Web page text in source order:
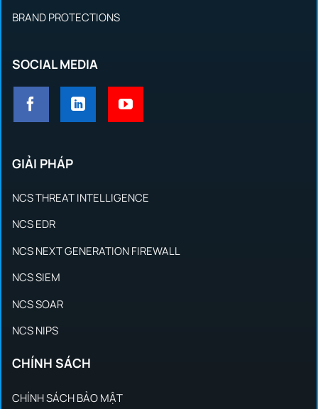
BRAND PROTECTIONS
SOCIAL MEDIA
GIẢI PHÁP
NCS THREAT INTELLIGENCE
NCS EDR
NCS NEXT GENERATION FIREWALL
NCS SIEM
NCS SOAR
NCS NIPS
CHÍNH SÁCH
CHÍNH SÁCH BẢO MẬT